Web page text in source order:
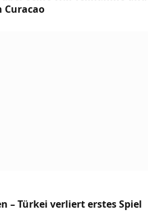
Curacao
– Türkei verliert erstes Spiel